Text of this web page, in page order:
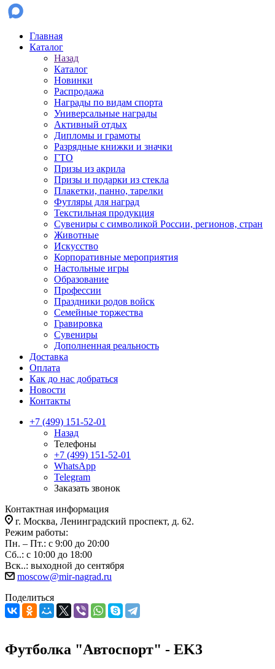
Главная
Каталог
Назад
Каталог
Новинки
Распродажа
Награды по видам спорта
Универсальные награды
Активный отдых
Дипломы и грамоты
Разрядные книжки и значки
ГТО
Призы из акрила
Призы и подарки из стекла
Плакетки, панно, тарелки
Футляры для наград
Текстильная продукция
Сувениры с символикой России, регионов, стран
Животные
Искусство
Корпоративные мероприятия
Настольные игры
Образование
Профессии
Праздники родов войск
Семейные торжества
Гравировка
Сувениры
Дополненная реальность
Доставка
Оплата
Как до нас добраться
Новости
Контакты
+7 (499) 151-52-01
Назад
Телефоны
+7 (499) 151-52-01
WhatsApp
Telegram
Заказать звонок
Контактная информация
г. Москва, Ленинградский проспект, д. 62.
Режим работы:
Пн. – Пт.: с 9:00 до 20:00
Сб..: с 10:00 до 18:00
Вск..: выходной до сентября
moscow@mir-nagrad.ru
Поделиться
Футболка "Автоспорт" - EK3